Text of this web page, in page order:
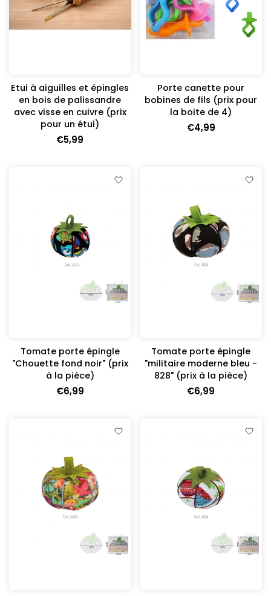
Etui à aiguilles et épingles
en bois de palissandre
avec visse en cuivre (prix
pour un étui)
€5,99
Porte canette pour
bobines de fils (prix pour
la boite de 4)
€4,99
Tomate porte épingle
"Chouette fond noir" (prix
à la pièce)
€6,99
Tomate porte épingle
"militaire moderne bleu -
828" (prix à la pièce)
€6,99